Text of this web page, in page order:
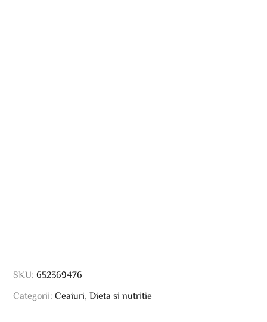
SKU:652369476
Categorii:Ceaiuri ,Dieta si nutritie